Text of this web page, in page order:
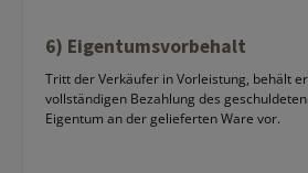
6) Eigentumsvorbehalt
Tritt der Verkäufer in Vorleistung, behält
vollständigen Bezahlung des
Eigentum an der gelieferten Ware vor.